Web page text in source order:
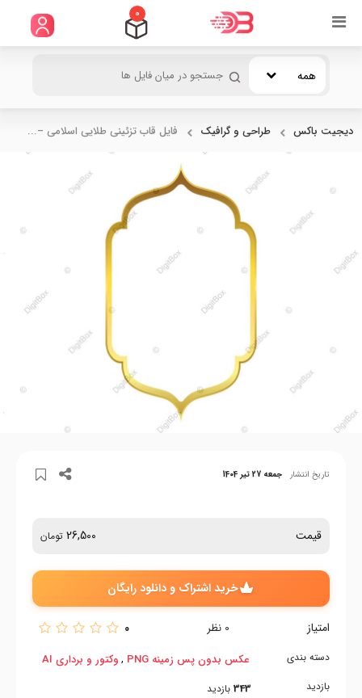
0
همه
دیجیت باکس طراحی و گرافیک فایل قاب تزئینی طلایی اسلامی –...
تاریخ انتشار جمعه 27 تیر 1404
قیمت 26,500 تومان
خرید اشتراک و دانلود رایگان
امتیاز 0 نظر 0
دسته بندی
بازدید
عکس بدون پس زمینه PNG , وکتور و برداری AI
343 بازدید